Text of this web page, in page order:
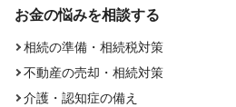
お金の悩みを相談する
相続の準備・相続税対策
不動産の売却・相続対策
介護・認知症の備え